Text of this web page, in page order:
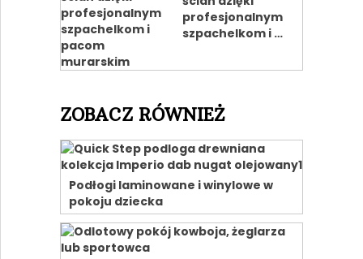
profesjonalnym
szpachelkom i …
ZOBACZ RÓWNIEŻ
Podłogi laminowane i winylowe w
pokoju dziecka